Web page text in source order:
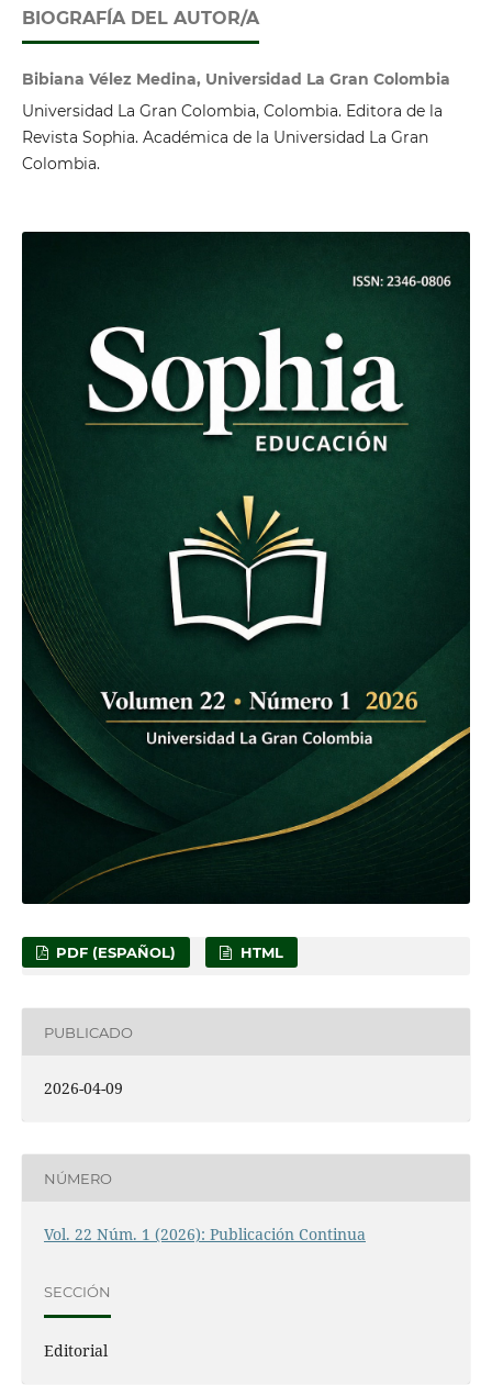
BIOGRAFÍA DEL AUTOR/A
Bibiana Vélez Medina, Universidad La Gran Colombia
Universidad La Gran Colombia, Colombia. Editora de la
Revista Sophia. Académica de la Universidad La Gran
Colombia.
PDF (ESPAÑOL) HTML
PUBLICADO
2026-04-09
NÚMERO
Vol. 22 Núm. 1 (2026): Publicación Continua
SECCIÓN
Editorial